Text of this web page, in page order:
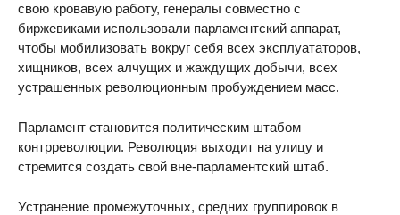
свою кровавую работу, генералы совместно с
биржевиками использовали парламентский аппарат,
чтобы мобилизовать вокруг себя всех эксплуататоров,
хищников, всех алчущих и жаждущих добычи, всех
устрашенных революционным пробуждением масс.
Парламент становится политическим штабом
контрреволюции. Революция выходит на улицу и
стремится создать свой вне-парламентский штаб.
Устранение промежуточных, средних группировок в